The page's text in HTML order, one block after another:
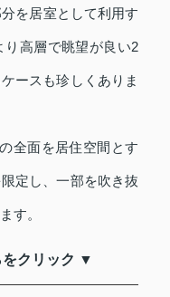
を居室として利用す
り高層で眺望が良い2
ースも珍しくありま
全面を居住空間とす
定し、一部を吹き抜
す。
クリック ▼